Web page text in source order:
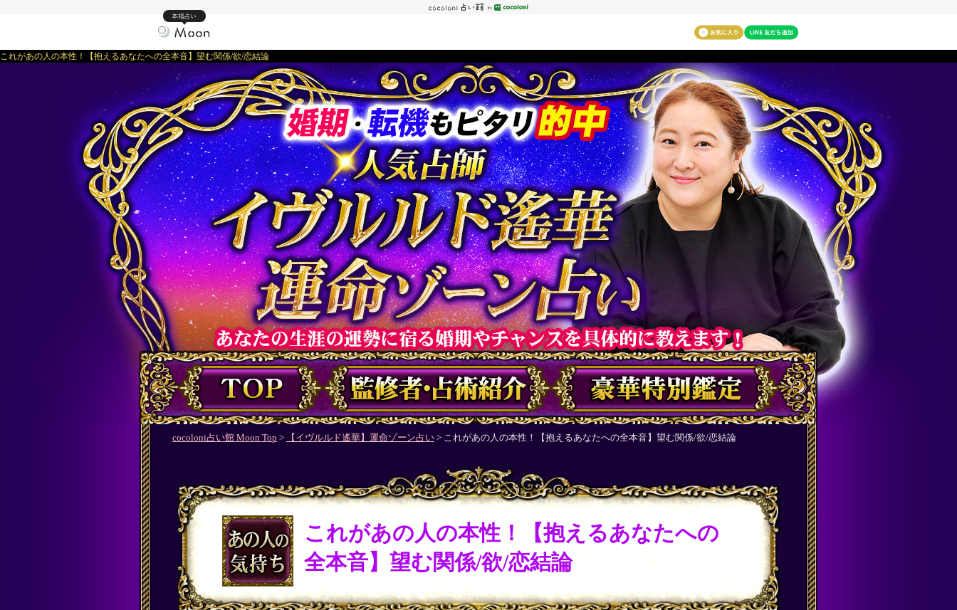
本格占い
これがあの人の本性！【抱えるあなたへの全本音】望む関係/欲/恋結論
cocoloni占い館 Moon Top > 【イヴルルド遙華】運命ゾーン占い > これがあの人の本性！【抱えるあなたへの全本音】望む関係/欲/恋結論
これがあの人の本性！【抱えるあなたへの
全本音】望む関係/欲/恋結論